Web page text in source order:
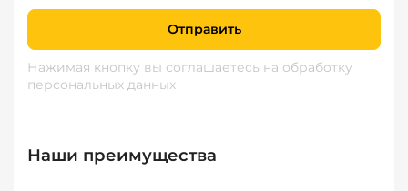
Отправить
Нажимая кнопку вы соглашаетесь на обработку
персональных данных
Наши преимущества